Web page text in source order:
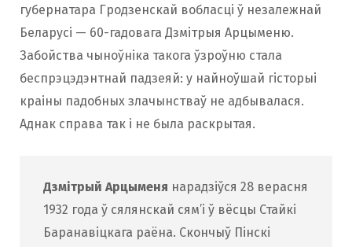
губернатара Гродзенскай вобласці ў незалежнай
Беларусі — 60-гадовага Дзмітрыя Арцыменю.
Забойства чыноўніка такога ўзроўню стала
беспрэцэдэнтнай падзеяй: у найноўшай гісторыі
краіны падобных злачынстваў не адбывалася.
Аднак справа так і не была раскрытая.
Дзмітрый Арцыменя нарадзіўся 28 верасня
1932 года ў сялянскай сям’і ў вёсцы Стайкі
Баранавіцкага раёна. Скончыў Пінскі